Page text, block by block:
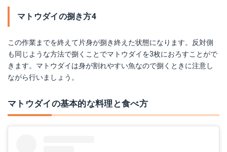
マトウダイの捌き方4
この作業までを終えて片身が捌き終えた状態になります。反対側
も同じような方法で捌くことでマトウダイを3枚におろすことがで
きます。マトウダイは身が割れやすい魚なので捌くときに注意し
ながら行いましょう。
マトウダイの基本的な料理と食べ方